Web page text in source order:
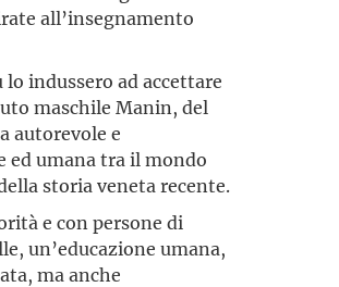
all’insegnamento
lo indussero ad accettare
maschile Manin, del
autorevole e
ed umana tra il mondo
storia veneta recente.
e con persone di
un’educazione umana,
ma anche